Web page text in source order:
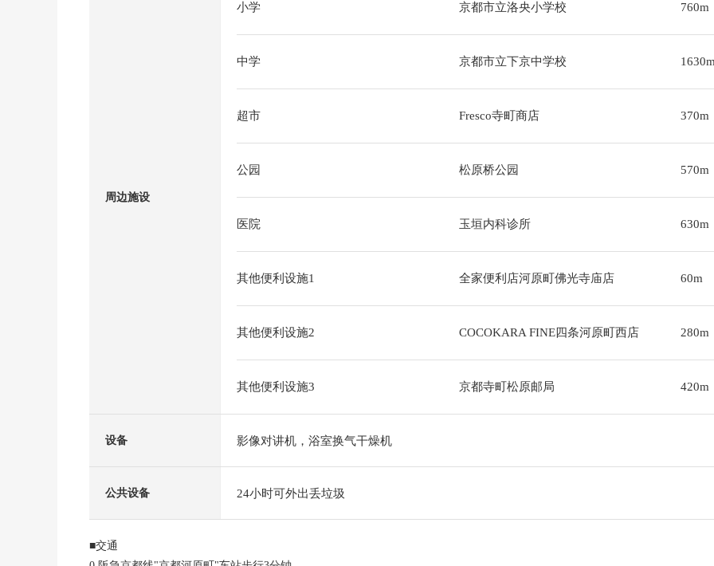
周边施设
小学 京都市立洛央小学校 760m
中学 京都市立下京中学校
超市 Fresco寺町商店 370m
公园 松原桥公园 570m
医院 玉垣内科诊所 630m
其他便利设施1 全家便利店河原町佛光寺庙店 60m
其他便利设施2 COCOKARA FINE四条河原町西店 280m
其他便利设施3 京都寺町松原邮局 420m
设备 影像对讲机，浴室换气干燥机
公共设备 24小时可外出丢垃圾
■交通